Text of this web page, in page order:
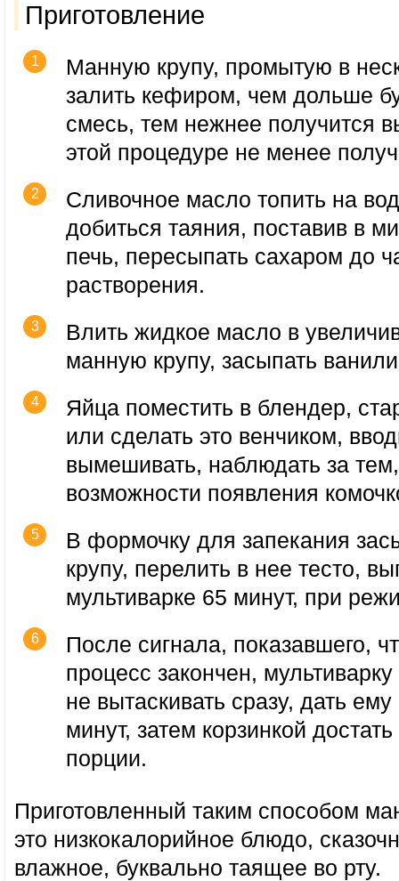
Приготовление
Манную крупу, промытую в
залить кефиром, чем дольше
смесь, тем нежнее получится
этой процедуре не менее
Сливочное масло топить на
добиться таяния, поставив в
печь, пересыпать сахаром до
растворения.
Влить жидкое масло в
манную крупу, засыпать
Яйца поместить в блендер,
или сделать это венчиком,
вымешивать, наблюдать за
возможности появления
В формочку для запекания
крупу, перелить в нее тесто,
мультиварке 65 минут, при
После сигнала, показавшего,
процесс закончен,
не вытаскивать сразу, дать
минут, затем корзинкой
порции.
Приготовленный таким способом
это низкокалорийное блюдо,
влажное, буквально таящее во рту.